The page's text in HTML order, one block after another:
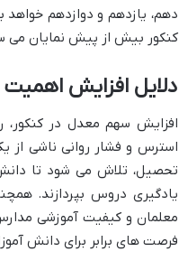
دهم، یازدهم و دوازدهم
کنکور بیش از پیش نمایان می
دلایل افزایش
افزایش سهم معدل در کنکور،
استرس و فشار روانی ناشی از
تحصیل، تلاش می شود تا
یادگیری دروس بپردازند.
معلمان و کیفیت آموزشی
فرصت های برابر برای دانش